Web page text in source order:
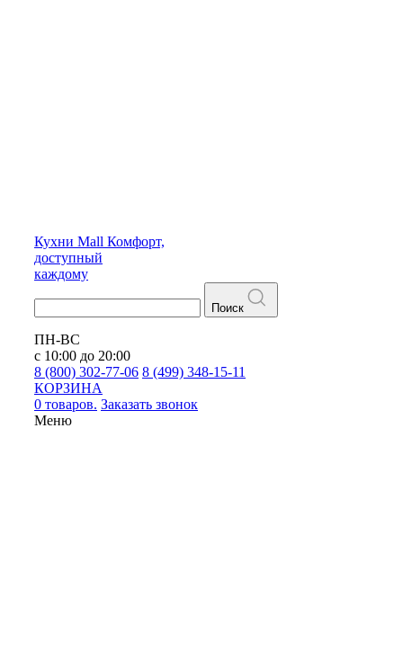
Кухни Mall Комфорт,
доступный
каждому
Поиск
ПН-ВС
с 10:00 до 20:00
8 (800) 302-77-06 8 (499) 348-15-11
КОРЗИНА
0 товаров. Заказать звонок
Меню